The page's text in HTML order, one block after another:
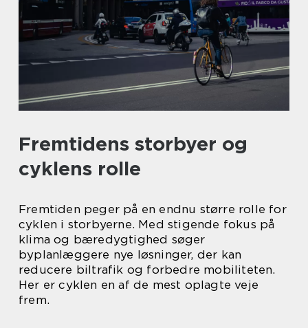
Fremtidens storbyer og
cyklens rolle
Fremtiden peger på en endnu større rolle for
cyklen i storbyerne. Med stigende fokus på
klima og bæredygtighed søger
byplanlæggere nye løsninger, der kan
reducere biltrafik og forbedre mobiliteten.
Her er cyklen en af de mest oplagte veje
frem.